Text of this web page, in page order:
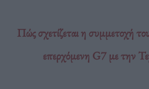
Πώς σχετίζεται η συμμετοχή
επερχόμενη G7 με την